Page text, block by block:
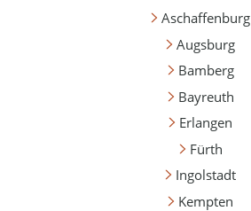
Aschaffenburg
Augsburg
Bamberg
Bayreuth
Erlangen
Fürth
Ingolstadt
Kempten